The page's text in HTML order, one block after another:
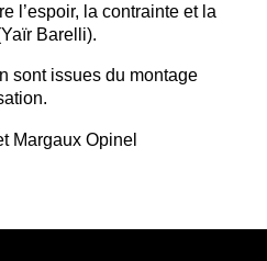
l’espoir, la contrainte et la
Barelli).
sont issues du montage
Margaux Opinel